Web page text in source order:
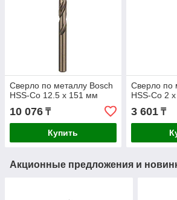
Сверло по металлу Bosch
HSS-Co 12.5 x 151 мм
10 076 ₸
Купить
Сверло по
HSS-Co 2
3 601₸
Акционные предложения и